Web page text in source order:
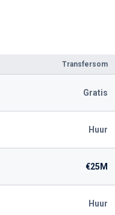
Transfersom
Gratis
Huur
€25M
Huur